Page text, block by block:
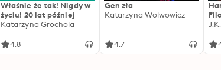
Właśnie że tak! Nigdy w
życiu! 20 lat później
Katarzyna Grochola
4.8
Gen zła
Katarzyna Wolwowicz
4.7